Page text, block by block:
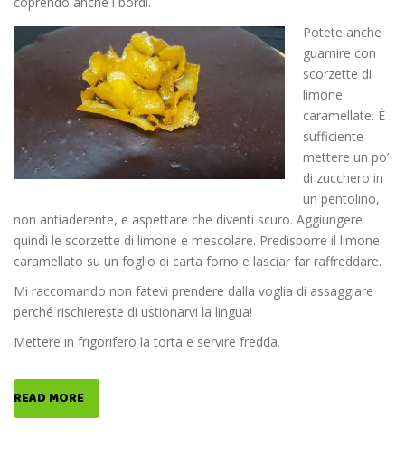
Potete anche
guarnire con
scorzette di
limone
caramellate. È
sufficiente
mettere un po’
di zucchero in
un pentolino,
non antiaderente, e aspettare che diventi scuro. Aggiungere
quindi le scorzette di limone e mescolare. Predisporre il limone
caramellato su un foglio di carta forno e lasciar far raffreddare.
Mi raccomando non fatevi prendere dalla voglia di assaggiare
perché rischiereste di ustionarvi la lingua!
Mettere in frigorifero la torta e servire fredda.
READ MORE